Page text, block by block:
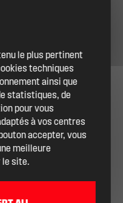
le plus pertinent
techniques
ainsi que
statistiques, de
pour vous
à vos centres
accepter, vous
meilleure
le site.